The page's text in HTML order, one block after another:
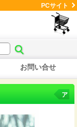
PCサイト
お問い合せ
ア